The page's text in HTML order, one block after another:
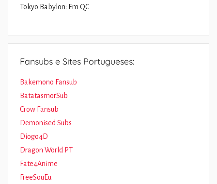
Tokyo Babylon: Em QC
Fansubs e Sites Portugueses:
Bakemono Fansub
BatatasmorSub
Crow Fansub
Demonised Subs
Diogo4D
Dragon World PT
Fate4Anime
FreeSouEu